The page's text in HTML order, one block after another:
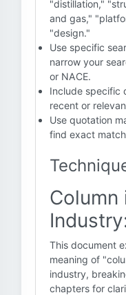
"distillation,"
and gas,"
"design."
Use specific
narrow your
or NACE.
Include specific
recent or
Use quotation
find exact
Column
This document
meaning of
industry,
chapters for